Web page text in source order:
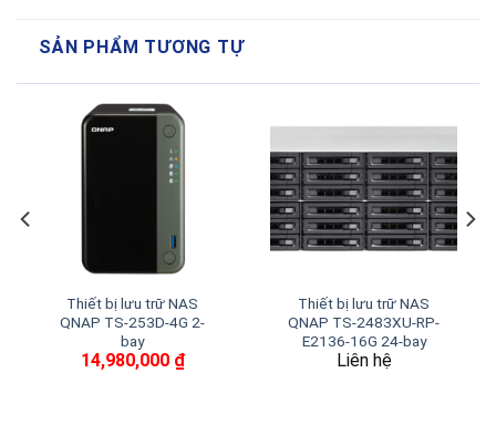
SẢN PHẨM TƯƠNG TỰ
Thiết bị lưu trữ NAS
QNAP TS-253D-4G 2-
bay
14,980,000 ₫
Thiết bị lưu trữ NAS
QNAP TS-2483XU-RP-
E2136-16G 24-bay
Liên hệ